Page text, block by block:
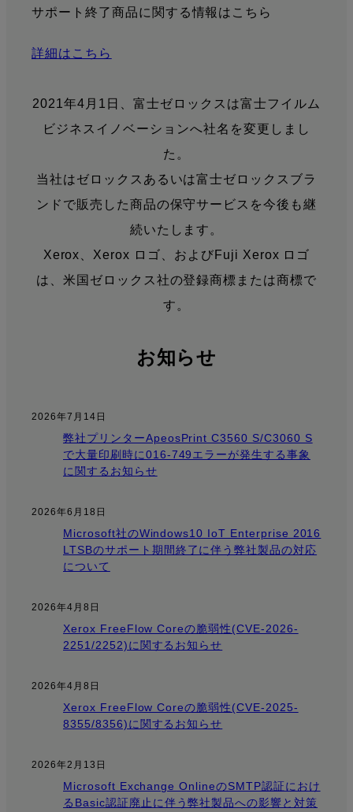
サポート終了商品に関する情報はこちら
詳細はこちら
2021年4月1日、富士ゼロックスは富士フイルム
ビジネスイノベーションへ社名を変更しまし
た。
当社はゼロックスあるいは富士ゼロックスブラ
ンドで販売した商品の保守サービスを今後も継
続いたします。
Xerox、Xerox ロゴ、およびFuji Xerox ロゴ
は、米国ゼロックス社の登録商標または商標で
す。
お知らせ
2026年7月14日
弊社プリンターApeosPrint C3560 S/C3060 S
で大量印刷時に016-749エラーが発生する事象
に関するお知らせ
2026年6月18日
Microsoft社のWindows10 IoT Enterprise 2016
LTSBのサポート期間終了に伴う弊社製品の対応
について
2026年4月8日
Xerox FreeFlow Coreの脆弱性(CVE-2026-
2251/2252)に関するお知らせ
2026年4月8日
Xerox FreeFlow Coreの脆弱性(CVE-2025-
8355/8356)に関するお知らせ
2026年2月13日
Microsoft Exchange OnlineのSMTP認証におけ
るBasic認証廃止に伴う弊社製品への影響と対策